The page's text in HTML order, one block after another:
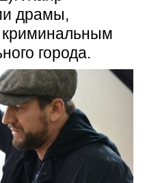
драмы,
криминальным
города.